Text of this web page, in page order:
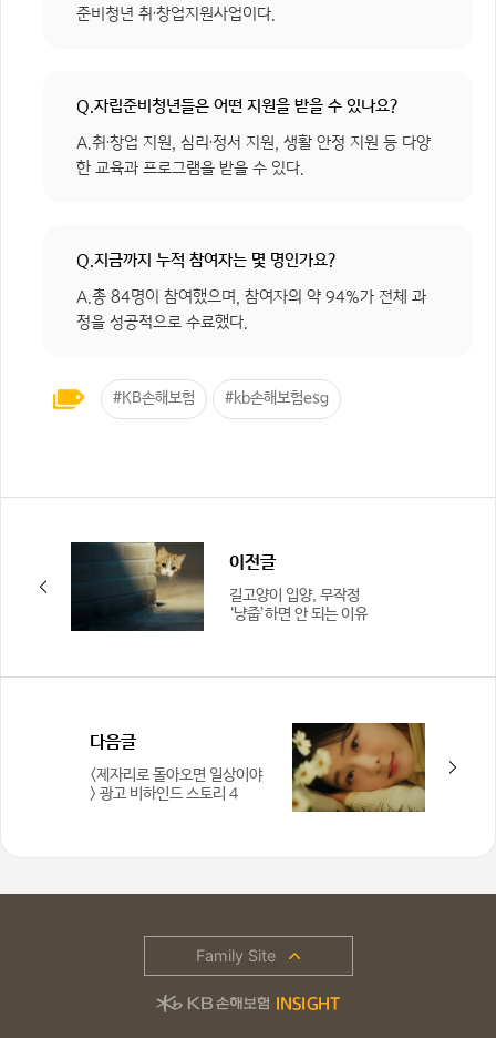
준비청년 취·창업지원사업이다.
Q.자립준비청년들은 어떤 지원을 받을 수 있나요?
A.취·창업 지원, 심리·정서 지원, 생활 안정 지원 등 다양
한 교육과 프로그램을 받을 수 있다.
Q.지금까지 누적 참여자는 몇 명인가요?
A.총 84명이 참여했으며, 참여자의 약 94%가 전체 과
정을 성공적으로 수료했다.
#KB손해보험 #kb손해보험esg
이전글
길고양이 입양, 무작정
‘냥줍’하면 안 되는 이유
다음글
<제자리로 돌아오면 일상이야
> 광고 비하인드 스토리 4
Family Site